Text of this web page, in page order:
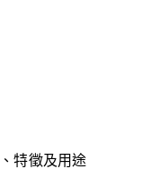
特徵及用途